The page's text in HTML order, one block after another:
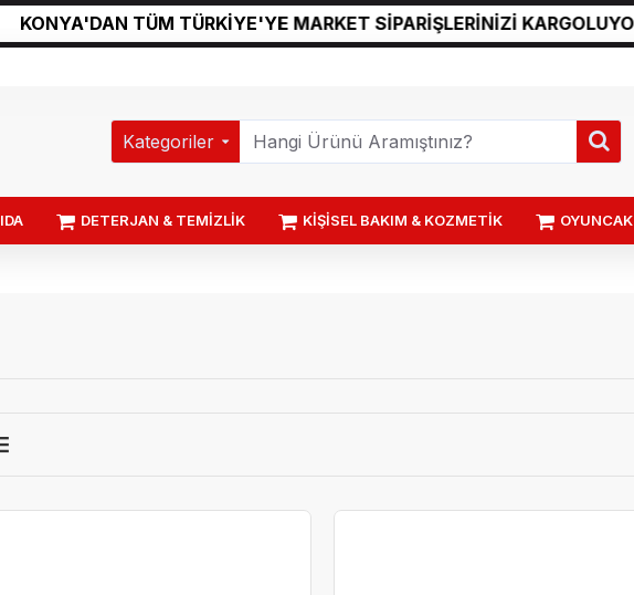
TÜM TÜRKİYE'YE MARKET SİPARİŞLERİNİZİ KARGOLUYORUZ
Kategoriler
DETERJAN & TEMİZLİK KİŞİSEL BAKIM & KOZMETİK OYUNCAK